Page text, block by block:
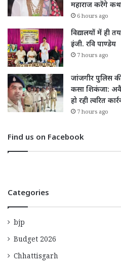
महाराज करेंगे
6 hours ago
विद्यालयों में ही
इंजी. रवि पाण्डेय
7 hours ago
जांजगीर पुलिस
कसा शिकंजा:
हो रही त्वरित
7 hours ago
Find us on Facebook
Categories
bjp
Budget 2026
Chhattisgarh